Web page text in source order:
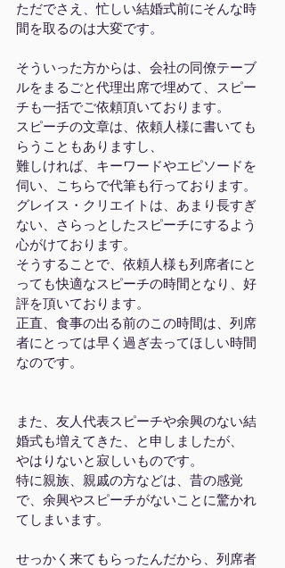
ただでさえ、忙しい結婚式前にそんな時
間を取るのは大変です。
そういった方からは、会社の同僚テーブ
ルをまるごと代理出席で埋めて、スピー
チも一括でご依頼頂いております。
スピーチの文章は、依頼人様に書いても
らうこともありますし、
難しければ、キーワードやエピソードを
伺い、こちらで代筆も行っております。
グレイス・クリエイトは、あまり長すぎ
ない、さらっとしたスピーチにするよう
心がけております。
そうすることで、依頼人様も列席者にと
っても快適なスピーチの時間となり、好
評を頂いております。
正直、食事の出る前のこの時間は、列席
者にとっては早く過ぎ去ってほしい時間
なのです。
また、友人代表スピーチや余興のない結
婚式も増えてきた、と申しましたが、
やはりないと寂しいものです。
特に親族、親戚の方などは、昔の感覚
で、余興やスピーチがないことに驚かれ
てしまいます。
せっかく来てもらったんだから、列席者